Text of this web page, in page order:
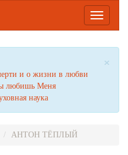
Toggle
×
и о жизни в любви
любишь Меня
наука
АНТОН ТЁПЛЫЙ